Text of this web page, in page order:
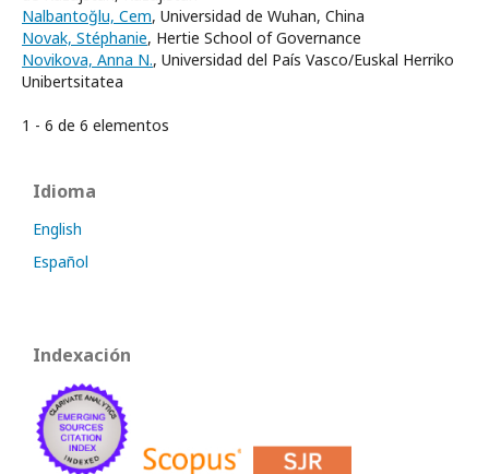
Nalbantoğlu, Cem, Universidad de Wuhan, China
Novak, Stéphanie, Hertie School of Governance
Novikova, Anna N., Universidad del País Vasco/Euskal Herriko
Unibertsitatea
1 - 6 de 6 elementos
Idioma
English
Español
Indexación